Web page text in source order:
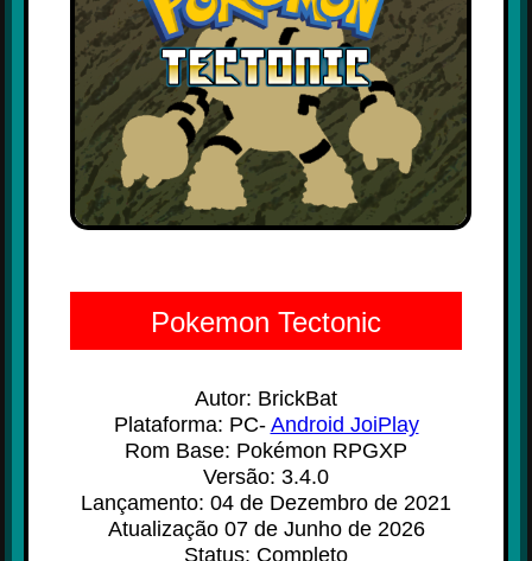
Pokemon Tectonic
Autor: BrickBat
Plataforma: PC- Android JoiPlay
Rom Base: Pokémon RPGXP
Versão: 3.4.0
Lançamento: 04 de Dezembro de 2021
Atualização 07 de Junho de 2026
Status: Completo